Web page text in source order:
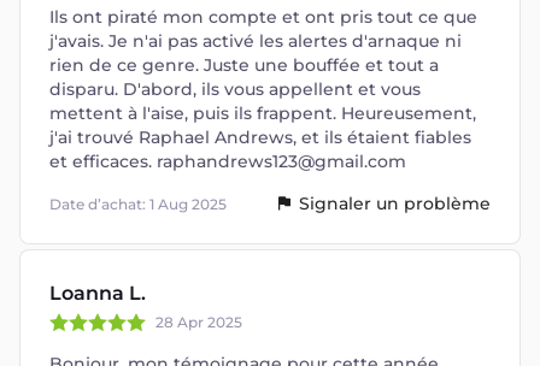
Ils ont piraté mon compte et ont pris tout ce que
j'avais. Je n'ai pas activé les alertes d'arnaque ni
rien de ce genre. Juste une bouffée et tout a
disparu. D'abord, ils vous appellent et vous
mettent à l'aise, puis ils frappent. Heureusement,
j'ai trouvé Raphael Andrews, et ils étaient fiables
et efficaces. raphandrews123@gmail.com
Date d’achat: 1 Aug 2025 Signaler un problème
Loanna L.
28 Apr 2025